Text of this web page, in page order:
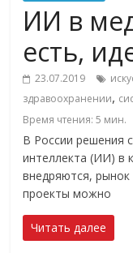
ИИ в
есть,
23.07.2019
здравоохранении,
Время чтения:5 мин.
В России решения
интеллекта (ИИ) в
внедряются,
проекты можно
Читать далее